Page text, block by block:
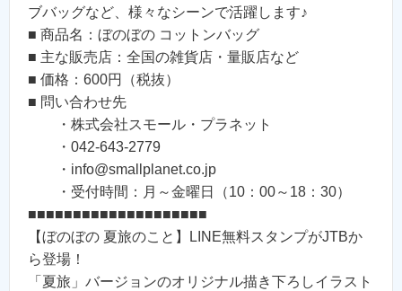
ブバッグなど、様々なシーンで活躍します♪
■ 商品名：ぼのぼの コットンバッグ
■ 主な販売店：全国の雑貨店・量販店など
■ 価格：600円（税抜）
■ 問い合わせ先
・株式会社スモール・プラネット
・042-643-2779
・info@smallplanet.co.jp
・受付時間：月～金曜日（10：00～18：30）
■■■■■■■■■■■■■■■■■■■■
【ぼのぼの 夏旅のこと】LINE無料スタンプがJTBか
ら登場！
「夏旅」バージョンのオリジナル描き下ろしイラスト